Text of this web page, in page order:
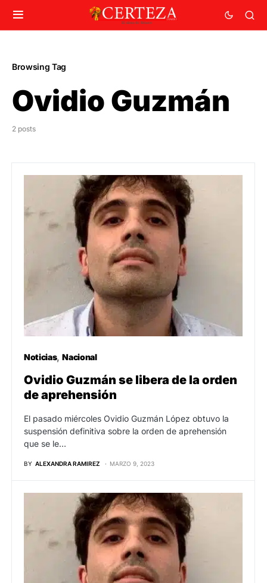
Browsing Tag
Ovidio Guzmán
2 posts
Noticias Nacional
Ovidio Guzmán se libera de la orden
de aprehensión
El pasado miércoles Ovidio Guzmán López obtuvo la
suspensión definitiva sobre la orden de aprehensión
que se le…
BY ALEXANDRA RAMIREZ MARZO 9, 2023